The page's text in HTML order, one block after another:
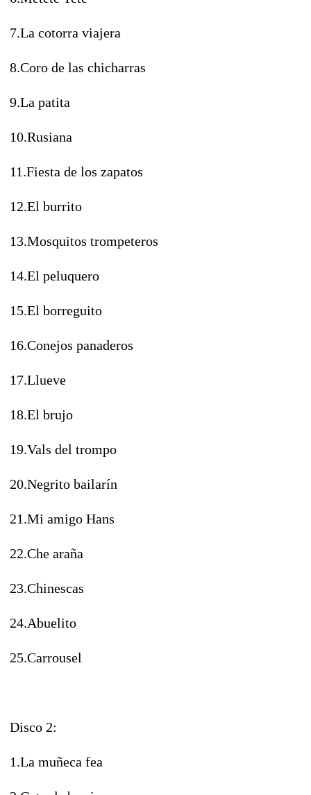
7.La cotorra viajera
8.Coro de las chicharras
9.La patita
10.Rusiana
11.Fiesta de los zapatos
12.El burrito
13.Mosquitos trompeteros
14.El peluquero
15.El borreguito
16.Conejos panaderos
17.Llueve
18.El brujo
19.Vals del trompo
20.Negrito bailarín
21.Mi amigo Hans
22.Che araña
23.Chinescas
24.Abuelito
25.Carrousel
Disco 2:
1.La muñeca fea